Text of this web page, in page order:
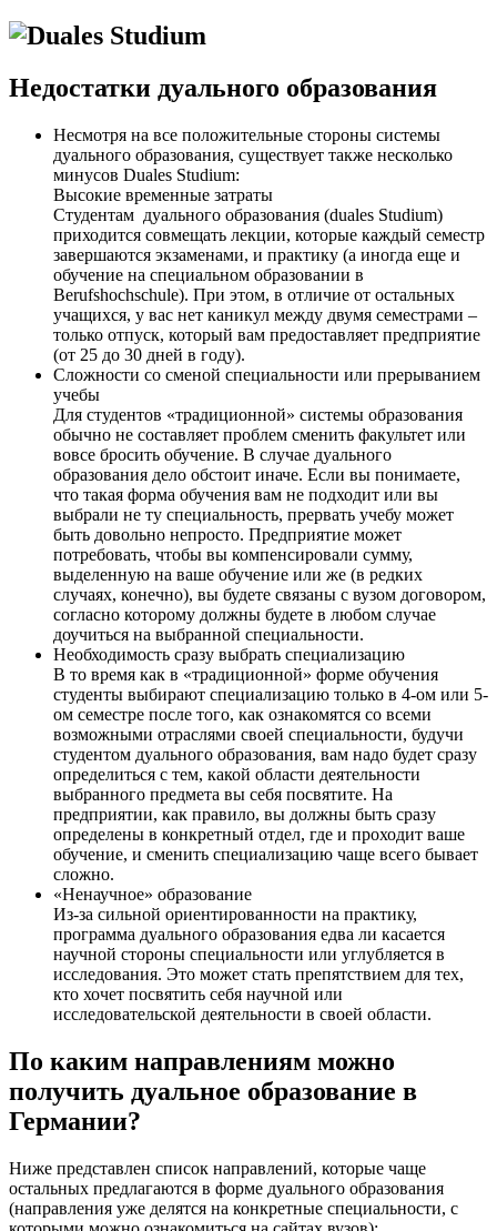
Недостатки дуального образования
Несмотря на все положительные стороны системы
дуального образования, существует также несколько
минусов Duales Studium:
Высокие временные затраты
Студентам дуального образования (duales Studium)
приходится совмещать лекции, которые каждый семестр
завершаются экзаменами, и практику (а иногда еще и
обучение на специальном образовании в
Berufshochschule). При этом, в отличие от остальных
учащихся, у вас нет каникул между двумя семестрами –
только отпуск, который вам предоставляет предприятие
(от 25 до 30 дней в году).
Сложности со сменой специальности или прерыванием
учебы
Для студентов «традиционной» системы образования
обычно не составляет проблем сменить факультет или
вовсе бросить обучение. В случае дуального
образования дело обстоит иначе. Если вы понимаете,
что такая форма обучения вам не подходит или вы
выбрали не ту специальность, прервать учебу может
быть довольно непросто. Предприятие может
потребовать, чтобы вы компенсировали сумму,
выделенную на ваше обучение или же (в редких
случаях, конечно), вы будете связаны с вузом договором,
согласно которому должны будете в любом случае
доучиться на выбранной специальности.
Необходимость сразу выбрать специализацию
В то время как в «традиционной» форме обучения
студенты выбирают специализацию только в 4-ом или 5-
ом семестре после того, как ознакомятся со всеми
возможными отраслями своей специальности, будучи
студентом дуального образования, вам надо будет сразу
определиться с тем, какой области деятельности
выбранного предмета вы себя посвятите. На
предприятии, как правило, вы должны быть сразу
определены в конкретный отдел, где и проходит ваше
обучение, и сменить специализацию чаще всего бывает
сложно.
«Ненаучное» образование
Из-за сильной ориентированности на практику,
программа дуального образования едва ли касается
научной стороны специальности или углубляется в
исследования. Это может стать препятствием для тех,
кто хочет посвятить себя научной или
исследовательской деятельности в своей области.
По каким направлениям можно
получить дуальное образование в
Германии?
Ниже представлен список направлений, которые чаще
остальных предлагаются в форме дуального образования
(направления уже делятся на конкретные специальности, с